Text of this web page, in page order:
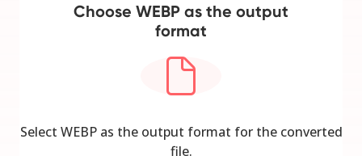
Choose WEBP as the output
format
Select WEBP as the output format for the converted
file.